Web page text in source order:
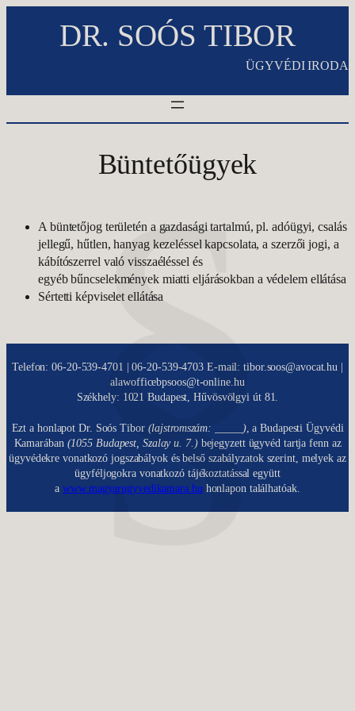
tartalomhozDR. SOÓS TIBOR
ÜGYVÉDI IRODA
Büntetőügyek
A büntetőjog területén a gazdasági tartalmú, pl. adóügyi, csalás
jellegű, hűtlen, hanyag kezeléssel kapcsolata, a szerzői jogi, a
kábítószerrel való visszaéléssel és
egyéb bűncselekmények miatti eljárásokban a védelem ellátása
Sértetti képviselet ellátása
Telefon: 06-20-539-4701 | 06-20-539-4703 E-mail: tibor.soos@avocat.hu |
alawofficebpsoos@t-online.hu
Székhely: 1021 Budapest, Hűvösvölgyi út 81.
Ezt a honlapot Dr. Soós Tibor (lajstromszám: _____), a Budapesti Ügyvédi
Kamarában (1055 Budapest, Szalay u. 7.)bejegyzett ügyvéd tartja fenn az
ügyvédekre vonatkozó jogszabályok és belső szabályzatok szerint, melyek az
ügyféljogokra vonatkozó tájékoztatással együtt
awww.magyarugyvedikamara.hu honlapon találhatóak.